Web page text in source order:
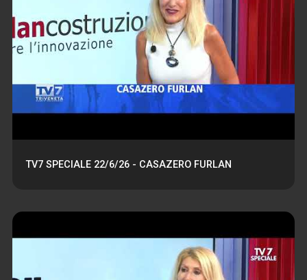
TV7 SPECIALE 22/6/26 - CASAZERO FURLAN